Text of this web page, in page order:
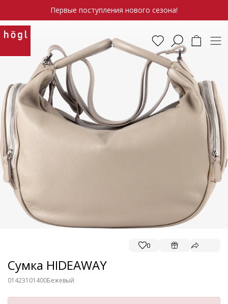
Первые поступления нового сезона!
0
Сумка HIDEAWAY
01423101400Бежевый